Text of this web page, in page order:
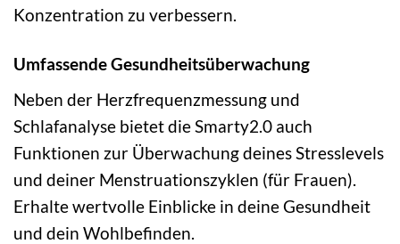
Konzentration zu verbessern.
Umfassende Gesundheitsüberwachung
Neben der Herzfrequenzmessung und
Schlafanalyse bietet die Smarty2.0 auch
Funktionen zur Überwachung deines Stresslevels
und deiner Menstruationszyklen (für Frauen).
Erhalte wertvolle Einblicke in deine Gesundheit
und dein Wohlbefinden.